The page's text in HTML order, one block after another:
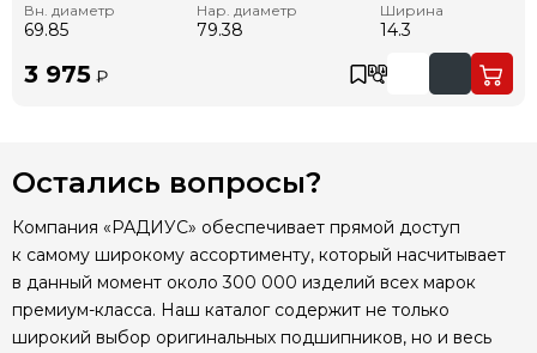
Вн. диаметр
69.85
Нар. диаметр
79.38
Ширина
14.3
3 975 ₽
Остались вопросы?
Компания «РАДИУС» обеспечивает прямой доступ
к самому широкому ассортименту, который насчитывает
в данный момент около 300 000 изделий всех марок
премиум-класса. Наш каталог содержит не только
широкий выбор оригинальных подшипников, но и весь